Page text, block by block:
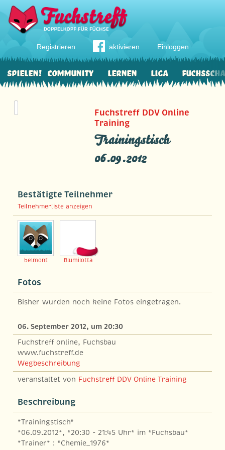
Registrieren aktivieren Einloggen
Community Lernen Liga
Spielen!
Fuchstreff DDV Online
Training
Trainingstisch
06.09.2012
Bestätigte Teilnehmer
Teilnehmerliste anzeigen
belmont Blumilotta
Fotos
Bisher wurden noch keine Fotos eingetragen.
06. September 2012, um 20:30
Fuchstreff online, Fuchsbau
www.fuchstreff.de
Wegbeschreibung
veranstaltet von Fuchstreff DDV Online Training
Beschreibung
*Trainingstisch*
*06.09.2012*, *20:30 - 21:45 Uhr* im *Fuchsbau*
*Trainer* : *Chemie_1976*